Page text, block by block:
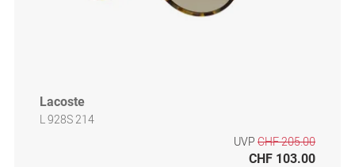
Lacoste
L 928S 214
UVP CHF 205.00
CHF 103.00